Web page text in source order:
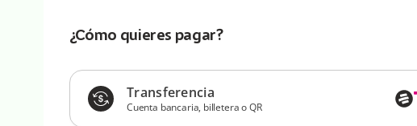
¿Cómo quieres pagar?
Transferencia
Cuenta bancaria, billetera o QR